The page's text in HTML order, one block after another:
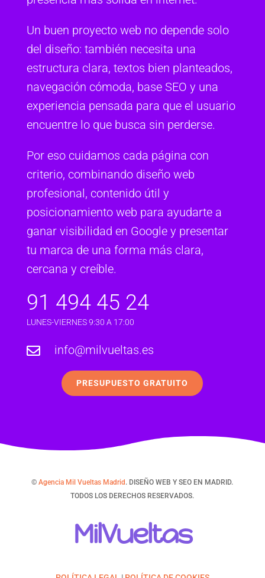
Un buen proyecto web no depende solo
del diseño: también necesita una
estructura clara, textos bien planteados,
navegación cómoda, base SEO y una
experiencia pensada para que el usuario
encuentre lo que busca sin perderse.
Por eso cuidamos cada página con
criterio, combinando diseño web
profesional, contenido útil y
posicionamiento web para ayudarte a
ganar visibilidad en Google y presentar
tu marca de una forma más clara,
cercana y creíble.
91 494 45 24
LUNES-VIERNES 9:30 A 17:00
 info@milvueltas.es
PRESUPUESTO GRATUITO
©Agencia Mil Vueltas Madrid. DISEÑO WEB Y SEO EN MADRID.
TODOS LOS DERECHOS RESERVADOS.
MilVueltas